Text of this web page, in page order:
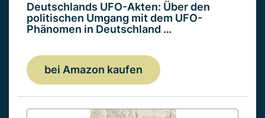
Deutschlands UFO-Akten: Über den
politischen Umgang mit dem UFO-
Phänomen in Deutschland …
bei Amazon kaufen